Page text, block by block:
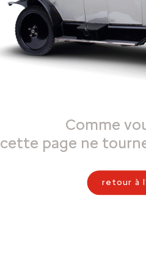
Comme
cette page ne
retour à